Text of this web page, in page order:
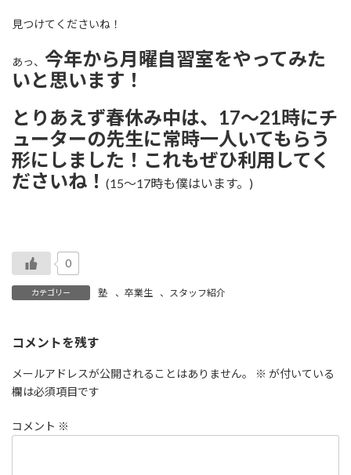
見つけてくださいね！
あっ、 今年から月曜自習室をやってみた
いと思います！
とりあえず春休み中は、17～21時にチ
ューターの先生に常時一人いてもらう
形にしました！これもぜひ利用してく
ださいね！ (15〜17時も僕はいます。)
0
カテゴリー 塾 、 卒業生 、 スタッフ紹介
コメントを残す
メールアドレスが公開されることはありません。 ※ が付いている
欄は必須項目です
コメント ※